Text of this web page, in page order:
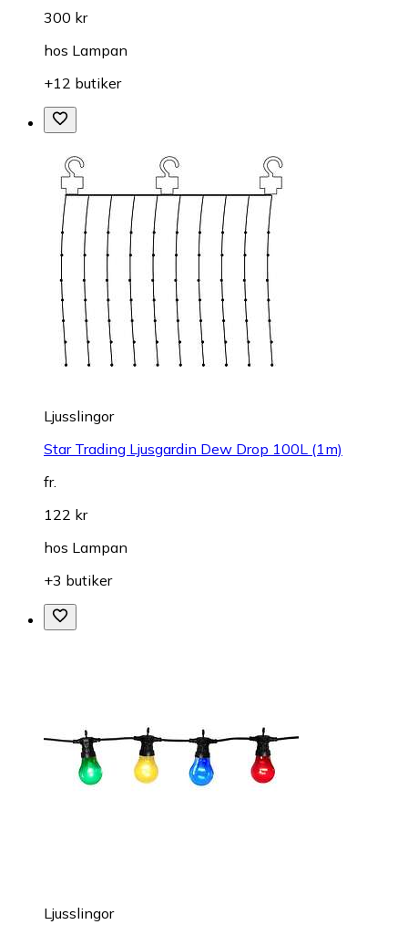
300 kr
hos Lampan
+12 butiker
Ljusslingor
Star Trading Ljusgardin Dew Drop 100L (1m)
fr.
122 kr
hos Lampan
+3 butiker
Ljusslingor